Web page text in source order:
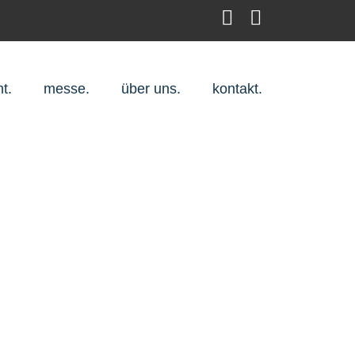
messe. über uns. kontakt.